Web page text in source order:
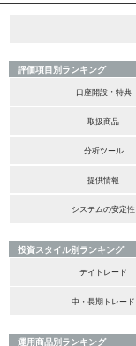
評価項目別ランキング
口座開設・特典
取扱商品
分析ツール
提供情報
システムの安定性
投資スタイル別ランキング
デイトレード
中・長期トレード
運用商品別ランキング